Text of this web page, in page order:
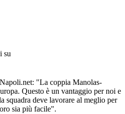
su
"La coppia Manolas-
Questo è un vantaggio per noi e
squadra deve lavorare al meglio per
sia più facile".